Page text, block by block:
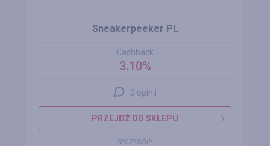
Sneakerpeeker PL
Cashback
3.10%
0 opinii
PRZEJDŹ DO SKLEPU
SZCZEGÓŁY